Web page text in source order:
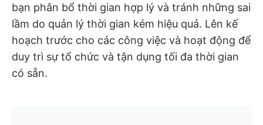
bạn phân bổ thời gian hợp lý và tránh những sai
lầm do quản lý thời gian kém hiệu quả. Lên kế
hoạch trước cho các công việc và hoạt động để
duy trì sự tổ chức và tận dụng tối đa thời gian
có sẵn.